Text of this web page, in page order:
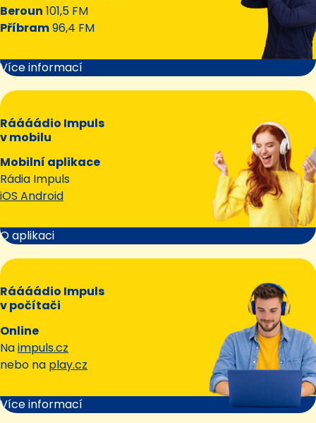
Beroun 101,5 FM
Příbram96,4 FM
Více informací
Ráááádio Impuls
v mobilu
Mobilní aplikace
Rádia Impuls
iOS Android
O aplikaci
Ráááádio Impuls
v počítači
Online
Naimpuls.cz
nebo na play.cz
Více informací